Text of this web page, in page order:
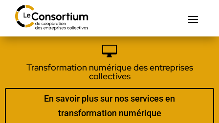

Transformation numérique des entreprises
collectives
En savoir plus sur nos services en
transformation numérique